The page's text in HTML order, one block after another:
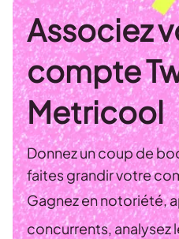
Associez
compte
Metricool
Donnez un coup de
faites grandir votre
Gagnez en notoriété,
concurrents, analysez